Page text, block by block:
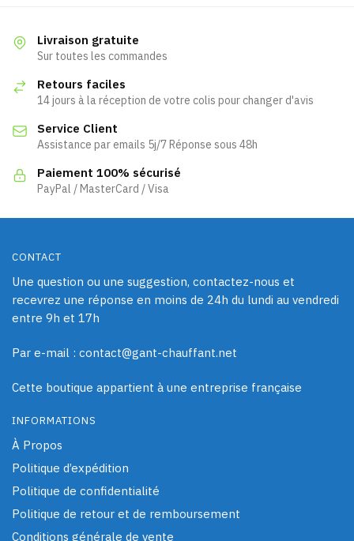
peuvent
être
Livraison gratuite
Sur toutes les commandes
Retours faciles
14 jours à la réception de votre colis pour changer d'avis
Service Client
Assistance par emails 5j/7 Réponse sous 48h
Paiement 100% sécurisé
PayPal / MasterCard / Visa
CONTACT
Une question ou une suggestion, contactez-nous et
recevrez une réponse en moins de 24h du lundi au vendredi
entre 9h et 17h
Par e-mail : contact@gant-chauffant.net
Cette boutique appartient à une entreprise française
INFORMATIONS
À Propos
Politique d’expédition
Politique de confidentialité
Politique de retour et de remboursement
Conditions générale de vente